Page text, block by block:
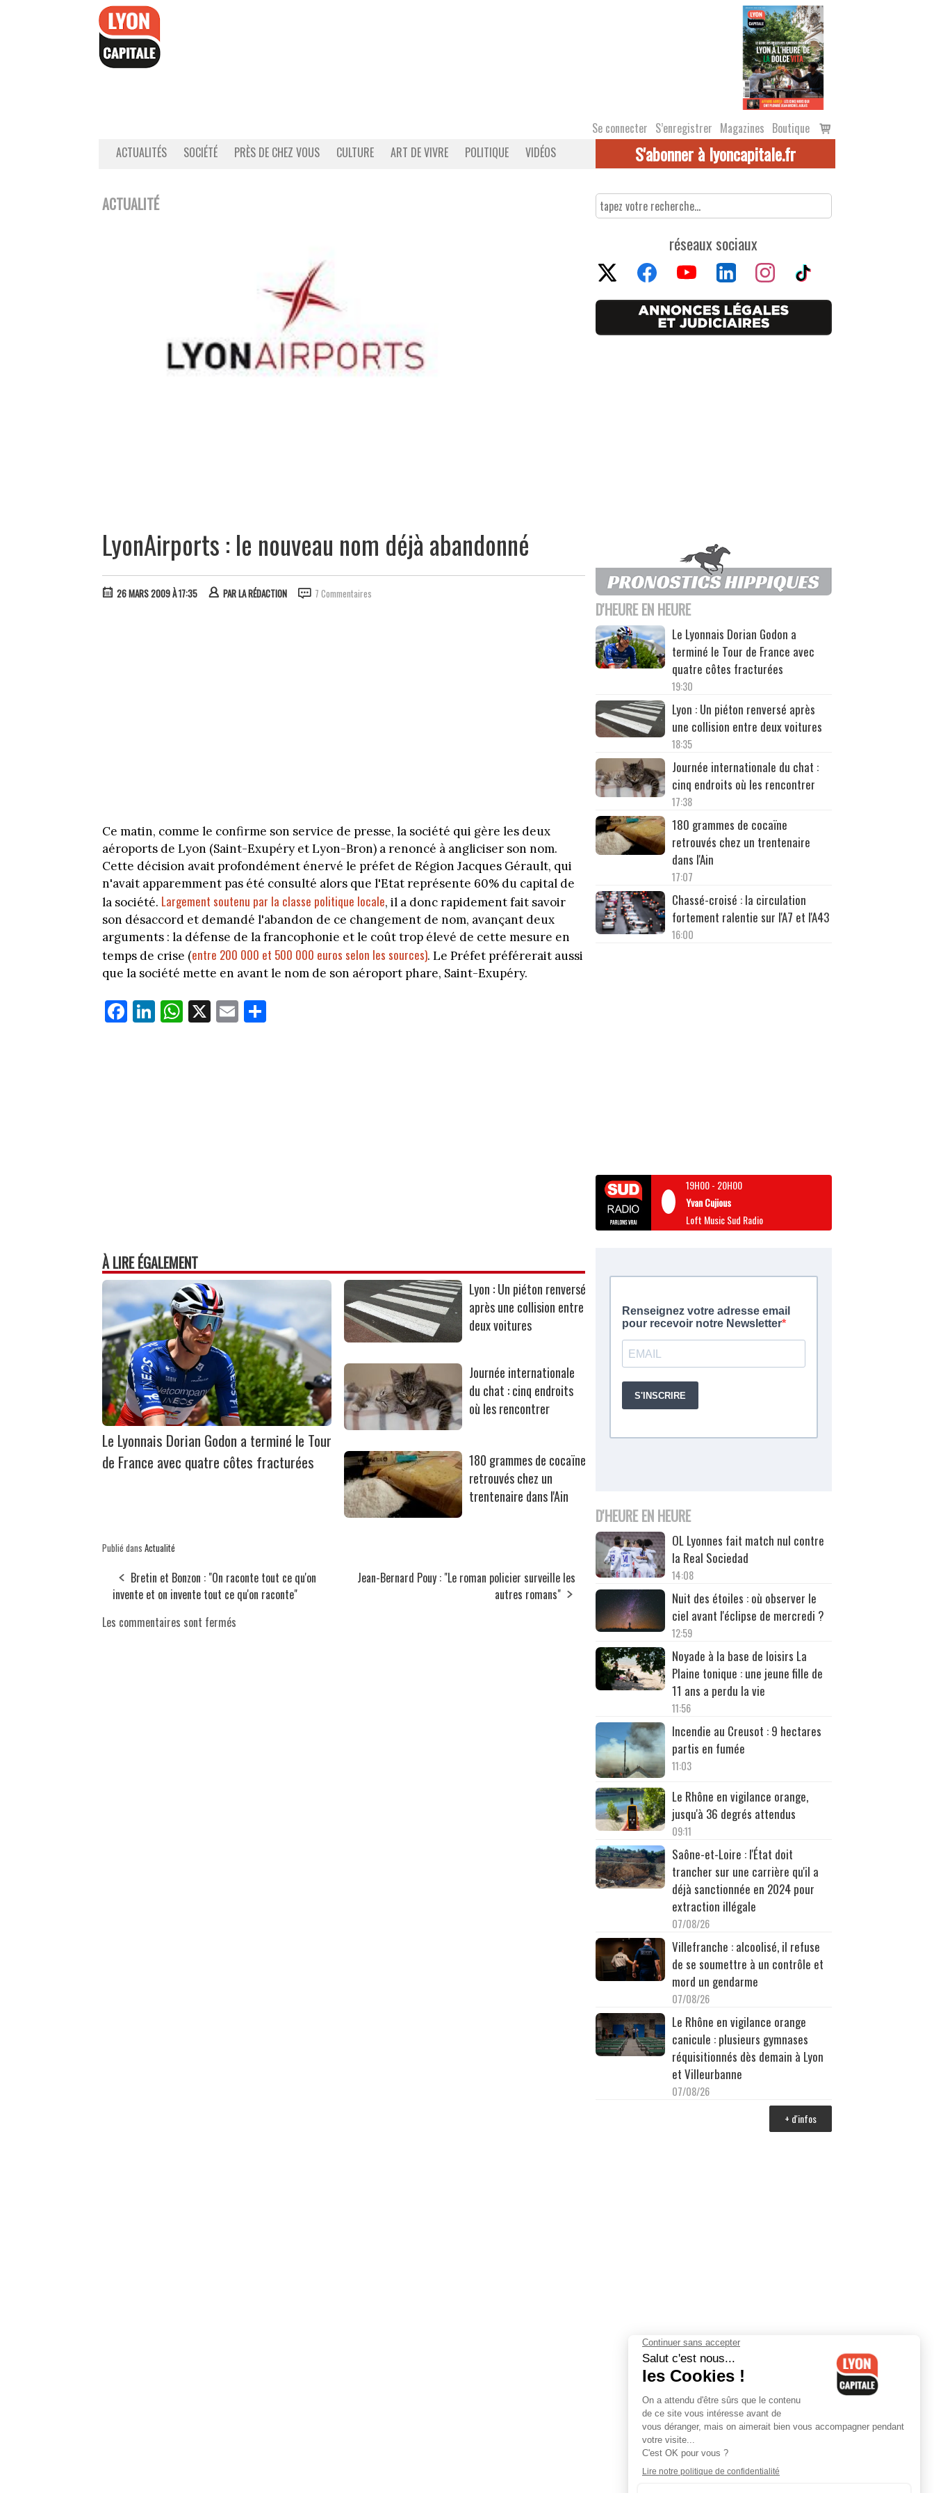
Se connecter S’enregistrer Magazines Boutique
Voir
le
ACTUALITÉS SOCIÉTÉ PRÈS DE CHEZ VOUS CULTURE ART DE VIVRE POLITIQUE VIDÉOS S'abonner à lyoncapitale.fr
ACTUALITÉ
LyonAirports : le nouveau nom déjà abandonné
26 MARS 2009 À 17:35 PARLA RÉDACTION 7 Commentaires
Ce matin, comme le confirme son service de presse, la société qui gère les deux
aéroports de Lyon (Saint-Exupéry et Lyon-Bron) a renoncé à angliciser son nom.
Cette décision avait profondément énervé le préfet de Région Jacques Gérault, qui
n'avait apparemment pas été consulté alors que l'Etat représente 60% du capital de
la société. Largement soutenu par la classe politique locale, il a donc rapidement fait savoir
son désaccord et demandé l'abandon de ce changement de nom, avançant deux
arguments : la défense de la francophonie et le coût trop élevé de cette mesure en
temps de crise (entre 200 000 et 500 000 euros selon les sources). Le Préfet préférerait aussi
que la société mette en avant le nom de son aéroport phare, Saint-Exupéry.
Fa
ce
Li
nk
W
ha
X E
m
À LIRE ÉGALEMENT
Le Lyonnais Dorian Godon a terminé le Tour
de France avec quatre côtes fracturées
Lyon : Un piéton renversé
après une collision entre
deux voitures
Journée internationale
du chat : cinq endroits
où les rencontrer
180 grammes de cocaïne
retrouvés chez un
trentenaire dans l'Ain
Publié dans Actualité
Bretin et Bonzon : "On raconte tout ce qu'on
invente et on invente tout ce qu'on raconte"
Jean-Bernard Pouy : "Le roman policier surveille les
autres romans"
Les commentaires sont fermés
réseaux sociaux
D'HEURE EN HEURE
Le Lyonnais Dorian Godon a
terminé le Tour de France avec
quatre côtes fracturées
19:30
Lyon : Un piéton renversé après
une collision entre deux voitures
18:35
Journée internationale du chat :
cinq endroits où les rencontrer
17:38
180 grammes de cocaïne
retrouvés chez un trentenaire
dans l'Ain
17:07
Chassé-croisé : la circulation
fortement ralentie sur l'A7 et l'A43
16:00
19H00- 20H00
Yvan Cujious
Loft Music Sud Radio
D'HEURE EN HEURE
OL Lyonnes fait match nul contre
la Real Sociedad
14:08
Nuit des étoiles : où observer le
ciel avant l'éclipse de mercredi ?
12:59
Noyade à la base de loisirs La
Plaine tonique : une jeune fille de
11 ans a perdu la vie
11:56
Incendie au Creusot : 9 hectares
partis en fumée
11:03
Le Rhône en vigilance orange,
jusqu'à 36 degrés attendus
09:11
Saône-et-Loire : l'État doit
trancher sur une carrière qu'il a
déjà sanctionnée en 2024 pour
extraction illégale
07/08/26
Villefranche : alcoolisé, il refuse
de se soumettre à un contrôle et
mord un gendarme
07/08/26
Le Rhône en vigilance orange
canicule : plusieurs gymnases
réquisitionnés dès demain à Lyon
et Villeurbanne
07/08/26
+ d'infos